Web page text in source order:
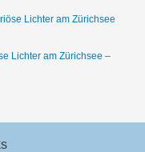
Lichter am Zürichsee –